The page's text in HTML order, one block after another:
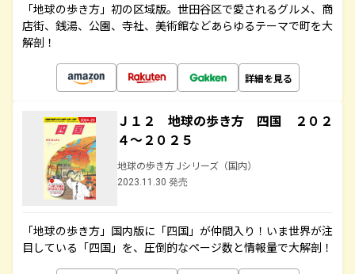
「地球の歩き方」初の区域版。世田谷区で愛されるグルメ、商
店街、銭湯、公園、寺社、美術館などあらゆるテーマで町を大
解剖！
詳細を見る
Ｊ１２ 地球の歩き方 四国 ２０２
４～２０２５
地球の歩き方 Jシリーズ（国内）
2023.11.30 発売
「地球の歩き方」国内版に「四国」が仲間入り！いま世界が注
目している「四国」を、圧倒的なページ数と情報量で大解剖！